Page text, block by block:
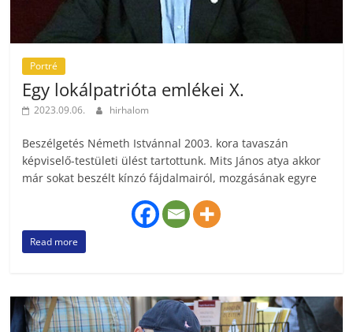
Portré
Egy lokálpatrióta emlékei X.
2023.09.06. hirhalom
Beszélgetés Németh Istvánnal 2003. kora tavaszán
képviselő-testületi ülést tartottunk. Mits János atya akkor
már sokat beszélt kínzó fájdalmairól, mozgásának egyre
Read more